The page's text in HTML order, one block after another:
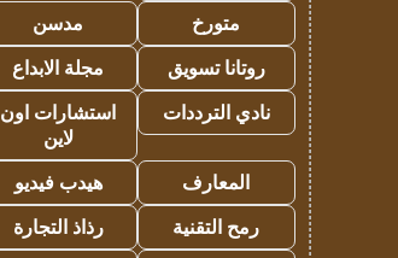
متورخ
مدسن
روتانا تسويق
مجلة الابداع
نادي الترددات
استشارات اون
لاين
المعارف
هيدب فيديو
رمح التقنية
رذاذ التجارة